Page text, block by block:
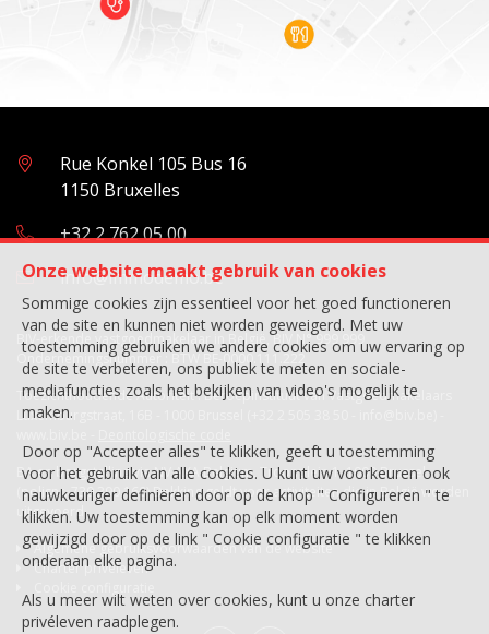
Onze website maakt gebruik van cookies
Sommige cookies zijn essentieel voor het goed functioneren
van de site en kunnen niet worden geweigerd. Met uw
toestemming gebruiken we andere cookies om uw ervaring op
de site te verbeteren, ons publiek te meten en sociale-
mediafuncties zoals het bekijken van video's mogelijk te
maken.
Door op "Accepteer alles" te klikken, geeft u toestemming
voor het gebruik van alle cookies. U kunt uw voorkeuren ook
nauwkeuriger definiëren door op de knop " Configureren " te
klikken. Uw toestemming kan op elk moment worden
gewijzigd door op de link " Cookie configuratie " te klikken
onderaan elke pagina.
Als u meer wilt weten over cookies, kunt u onze charter
privéleven raadplegen.
Rue Konkel 105 Bus 16
1150 Bruxelles
+32 2 762 05 00
info@immodemo.be
BIV-erkende vastgoedmakelaar in België, BIV N° 999 999
Ondernemingsnummer : BTW BE-0000.111.222
Toezichthoudende Autoriteit : Beroepinstituut van Vastgoedmakelaars
Luxemburgstraat, 16B - 1000 Brussel (+32 2 505 38 50 - info@biv.be) -
BA en borgstelling via NV AXA Belgium, Troonplein 1, 1000 Brussel
(polisnr. 730.390.160) Dekking geldt voor activiteiten die in België worden
uitgevoerd
Algemene gebruiksvoorwaarden van de website
Charter privéleven